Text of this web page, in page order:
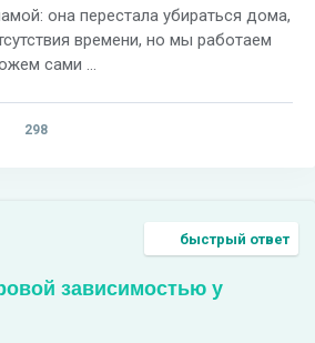
она перестала убираться дома,
времени, но мы работаем
сами ...
298
быстрый ответ
зависимостью у